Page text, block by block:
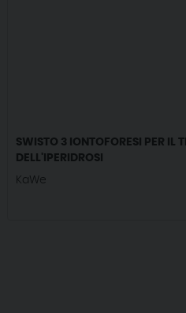
SWISTO 3 IONTOFORESI PER IL
DELL'IPERIDROSI
KaWe